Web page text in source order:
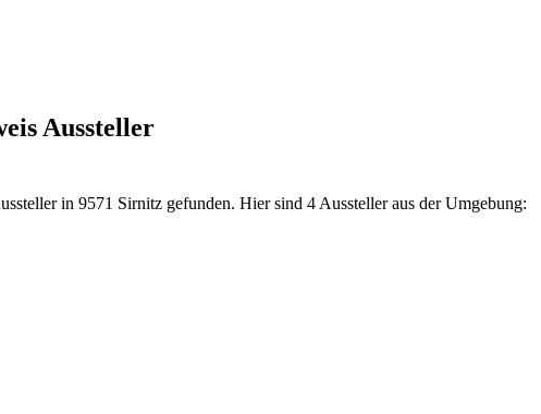
Aussteller
in 9571 Sirnitz gefunden. Hier sind 4 Aussteller aus der Umgebung: